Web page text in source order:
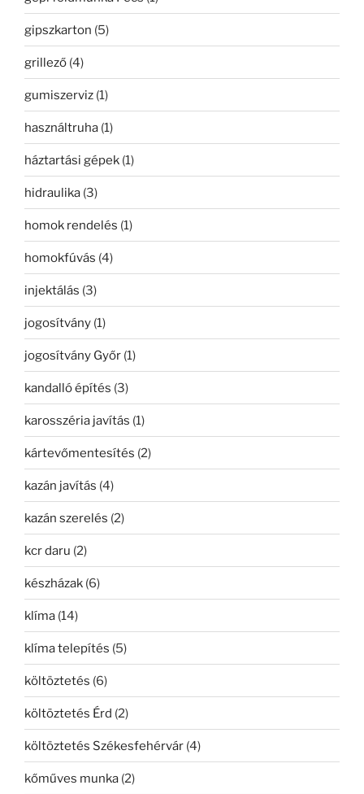
gipszkarton (5)
grillező (4)
gumiszerviz (1)
használtruha (1)
háztartási gépek (1)
hidraulika (3)
homok rendelés (1)
homokfúvás (4)
injektálás (3)
jogosítvány (1)
jogosítvány Győr (1)
kandalló építés (3)
karosszéria javítás (1)
kártevőmentesítés (2)
kazán javítás (4)
kazán szerelés (2)
kcr daru (2)
készházak (6)
klíma (14)
klíma telepítés (5)
költöztetés (6)
költöztetés Érd (2)
költöztetés Székesfehérvár (4)
kőműves munka (2)